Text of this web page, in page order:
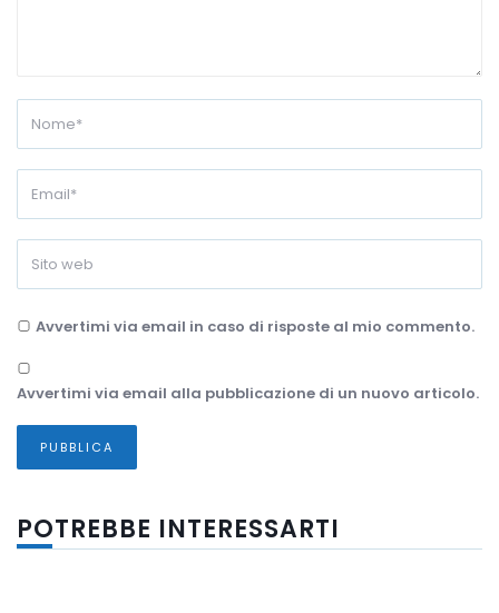
Avvertimi via email in caso di risposte al mio commento.
Avvertimi via email alla pubblicazione di un nuovo articolo.
POTREBBE INTERESSARTI